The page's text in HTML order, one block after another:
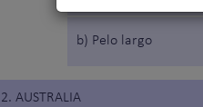
b) Pelo largo
2. AUSTRALIA